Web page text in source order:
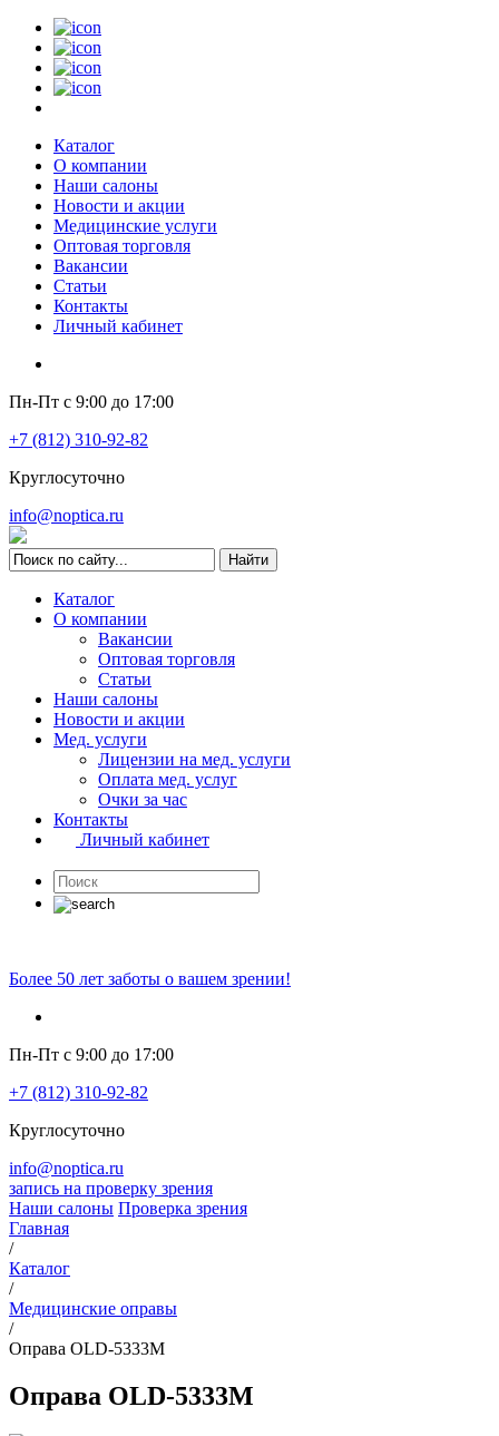
Каталог
О компании
Наши салоны
Новости и акции
Медицинские услуги
Оптовая торговля
Вакансии
Статьи
Контакты
Личный кабинет
Пн-Пт с 9:00 до 17:00
+7 (812) 310-92-82
Круглосуточно
info@noptica.ru
Каталог
О компании
Вакансии
Оптовая торговля
Статьи
Наши салоны
Новости и акции
Мед. услуги
Лицензии на мед. услуги
Оплата мед. услуг
Очки за час
Контакты
Личный кабинет
Более 50 лет заботы о вашем зрении!
Пн-Пт с 9:00 до 17:00
+7 (812) 310-92-82
Круглосуточно
info@noptica.ru
запись на проверку зрения
Наши салоны Проверка зрения
Главная
/
Каталог
/
Медицинские оправы
/
Оправа OLD-5333M
Оправа OLD-5333M